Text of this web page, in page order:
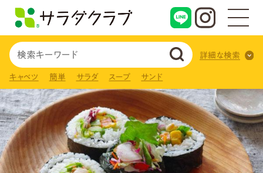
詳細な検索
キャベツ 簡単 サラダ スープ サンド